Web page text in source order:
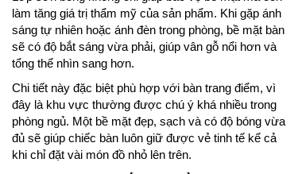
làm tăng giá trị thẩm mỹ của sản phẩm. Khi gặp ánh
sáng tự nhiên hoặc ánh đèn trong phòng, bề mặt bàn
sẽ có độ bắt sáng vừa phải, giúp vân gỗ nổi hơn và
tổng thể nhìn sang hơn.
Chi tiết này đặc biệt phù hợp với bàn trang điểm, vì
đây là khu vực thường được chú ý khá nhiều trong
phòng ngủ. Một bề mặt đẹp, sạch và có độ bóng vừa
đủ sẽ giúp chiếc bàn luôn giữ được vẻ tinh tế kể cả
khi chỉ đặt vài món đồ nhỏ lên trên.